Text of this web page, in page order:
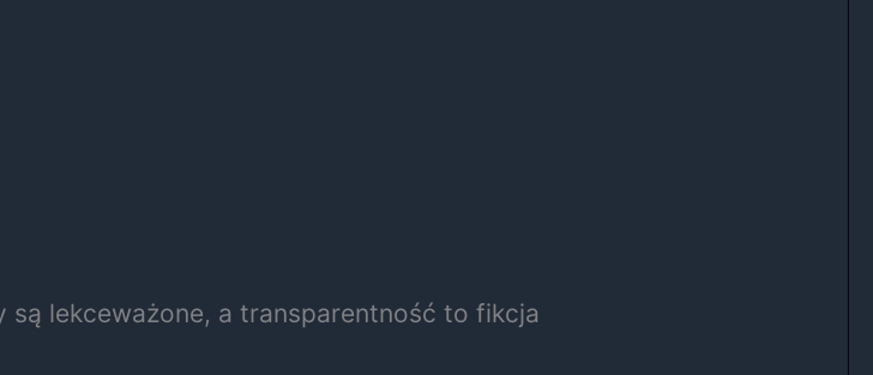
są lekceważone, a transparentność to fikcja